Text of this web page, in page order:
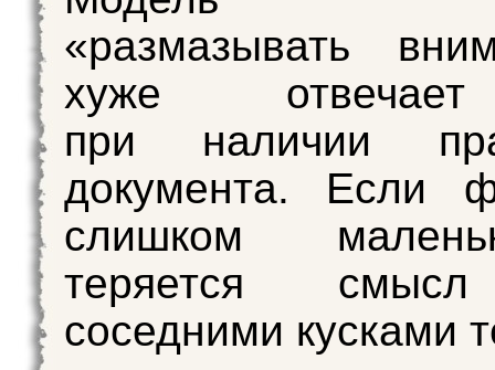
«размазывать
хуже
при наличии
документа. Если
слишком
теряется
соседними кусками